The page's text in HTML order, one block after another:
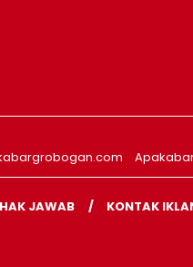
HAK JAWAB KONTAK